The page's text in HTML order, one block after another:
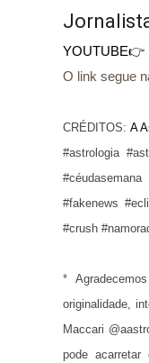
YOUTUBE👉
O link segue
CRÉDITOS: A
#astrologia
#fakenews
#crush
*
originalidade,
Maccari
pode